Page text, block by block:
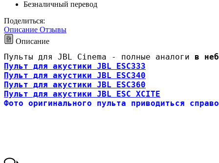
Безналичный перевод
Поделиться:
Описание Отзывы
Описание
Пульты для JBL Cinema - полные аналоги в
Пульт для акустики JBL ESC333
Пульт для акустики JBL ESC340
Пульт для акустики JBL ESC360
Пульт для акустики JBL ESC XCITE
Фото оригинального пульта приводиться